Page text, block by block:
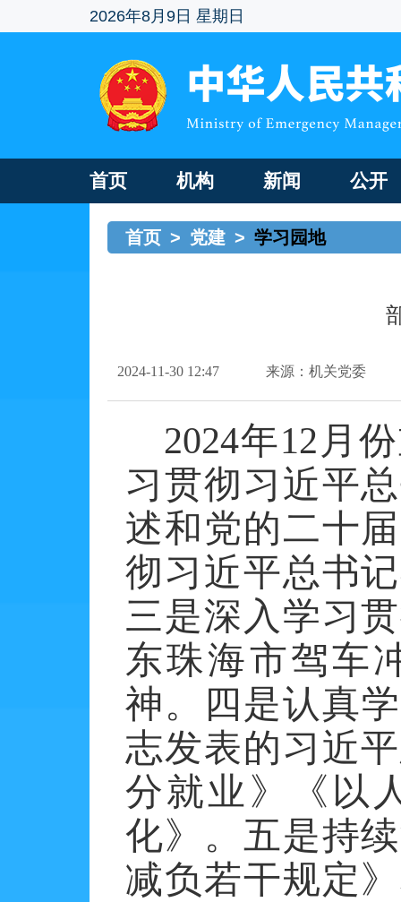
2026年8月9日 星期日
首页 机构 新闻 公开
首页 > 党建 > 学习园地
2024-11-30 12:47 来源：机关党委
2024年12月
习贯彻习近平
述和党的二十
彻习近平总书
三是深入学习
东珠海市驾车
神。四是认真
志发表的习近
分就业》《以
化》。五是持
减负若干规定